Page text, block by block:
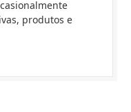
produtos e